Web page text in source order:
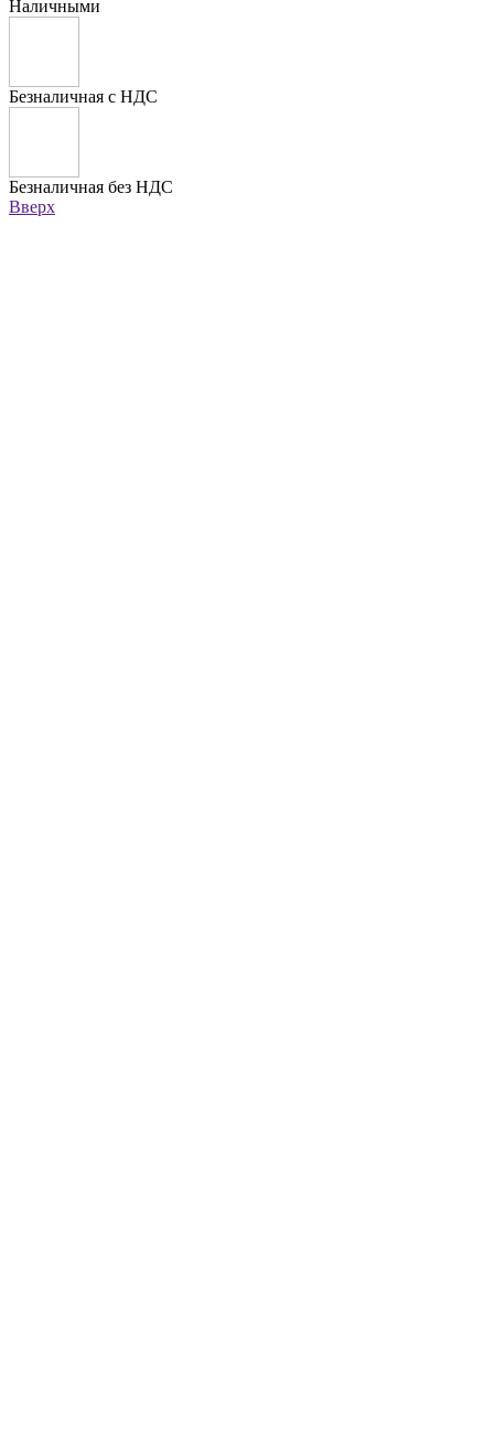
Наличными
Безналичная с НДС
Безналичная без НДС
Вверх